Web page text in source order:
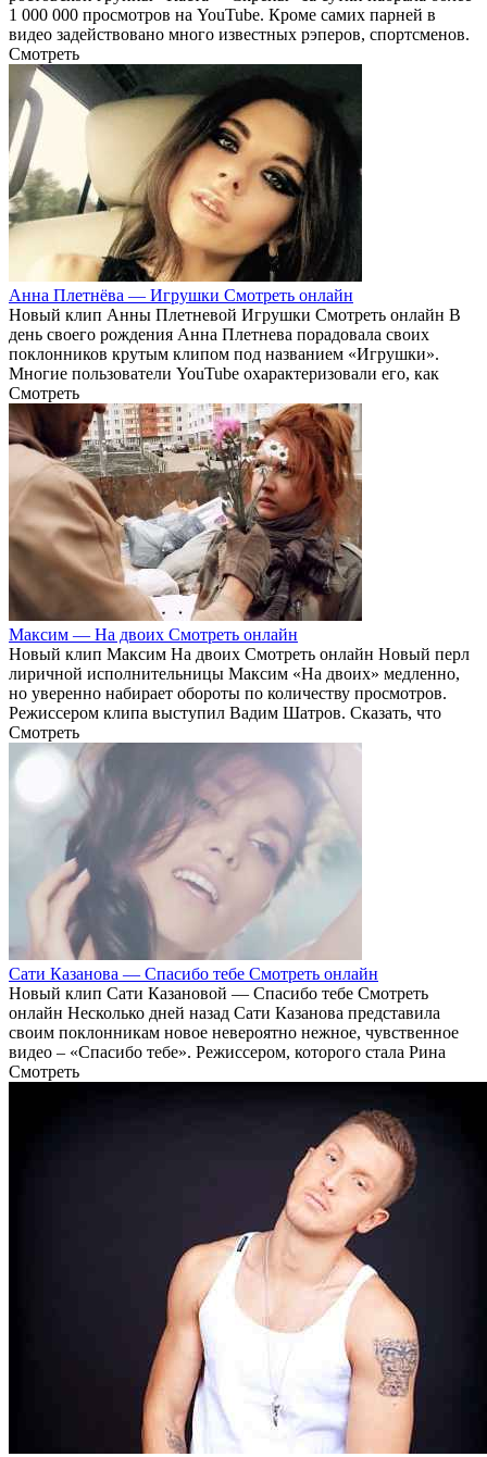
1 000 000 просмотров на YouTube. Кроме самих парней в
видео задействовано много известных рэперов, спортсменов.
Смотреть
Анна Плетнёва — Игрушки Смотреть онлайн
Новый клип Анны Плетневой Игрушки Смотреть онлайн В
день своего рождения Анна Плетнева порадовала своих
поклонников крутым клипом под названием «Игрушки».
Многие пользователи YouTube охарактеризовали его, как
Смотреть
Максим — На двоих Смотреть онлайн
Новый клип Максим На двоих Смотреть онлайн Новый перл
лиричной исполнительницы Максим «На двоих» медленно,
но уверенно набирает обороты по количеству просмотров.
Режиссером клипа выступил Вадим Шатров. Сказать, что
Смотреть
Сати Казанова — Спасибо тебе Смотреть онлайн
Новый клип Сати Казановой — Спасибо тебе Смотреть
онлайн Несколько дней назад Сати Казанова представила
своим поклонникам новое невероятно нежное, чувственное
видео – «Спасибо тебе». Режиссером, которого стала Рина
Смотреть